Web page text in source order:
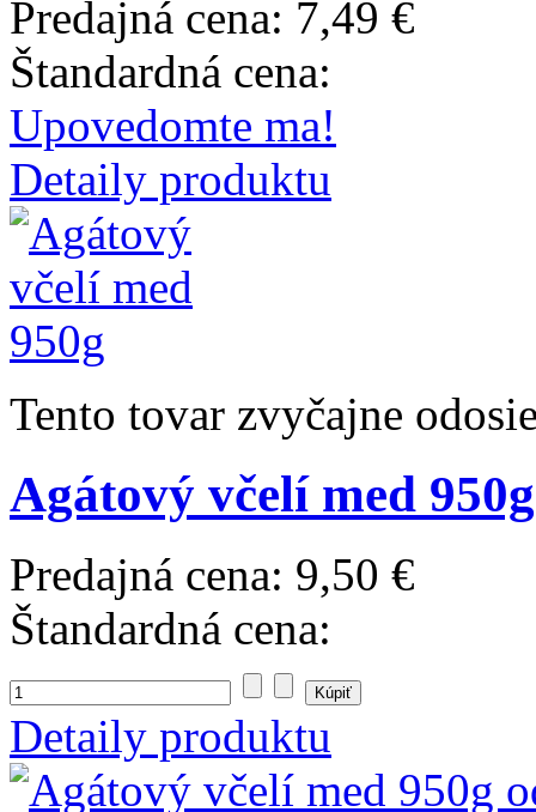
Predajná cena: 7,49 €
Štandardná cena:
Upovedomte ma!
Detaily produktu
Tento tovar zvyčajne
Agátový včelí med
Predajná cena: 9,50 €
Štandardná cena:
Detaily produktu